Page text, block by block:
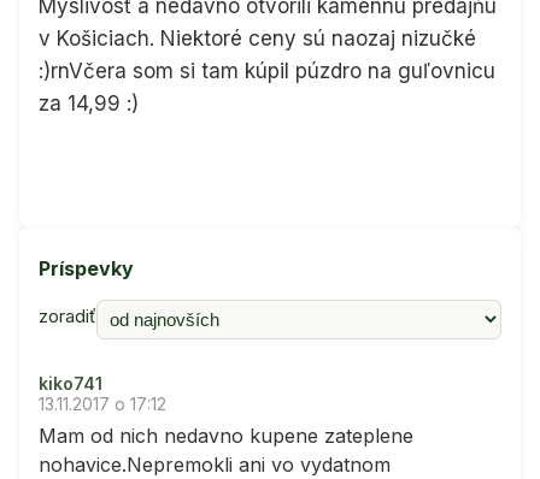
Myslivosť a nedávno otvorili kamennú predajňu
v Košiciach. Niektoré ceny sú naozaj nizučké
:)rnVčera som si tam kúpil púzdro na guľovnicu
za 14,99 :)
Príspevky
zoradiť
kiko741
13.11.2017 o 17:12
Mam od nich nedavno kupene zateplene
nohavice.Nepremokli ani vo vydatnom